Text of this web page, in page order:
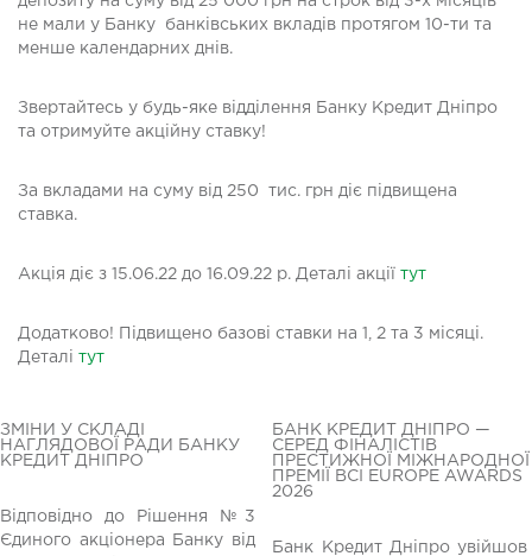
не мали у Банку банківських вкладів протягом 10-ти та
менше календарних днів.
Звертайтесь у будь-яке відділення Банку Кредит Дніпро
та отримуйте акційну ставку!
За вкладами на суму від 250 тис. грн діє підвищена
ставка.
Акція діє з 15.06.22 до 16.09.22 р. Деталі акції тут
Додатково! Підвищено базові ставки на 1, 2 та 3 місяці.
Деталі тут
ЗМІНИ У СКЛАДІ
НАГЛЯДОВОЇ РАДИ БАНКУ
КРЕДИТ ДНІПРО
Відповідно до Рішення №3
Єдиного акціонера Банку від
БАНК КРЕДИТ ДНІПРО —
СЕРЕД ФІНАЛІСТІВ
ПРЕСТИЖНОЇ МІЖНАРОДНОЇ
ПРЕМІЇ BCI EUROPE AWARDS
2026
Банк Кредит Дніпро увійшов